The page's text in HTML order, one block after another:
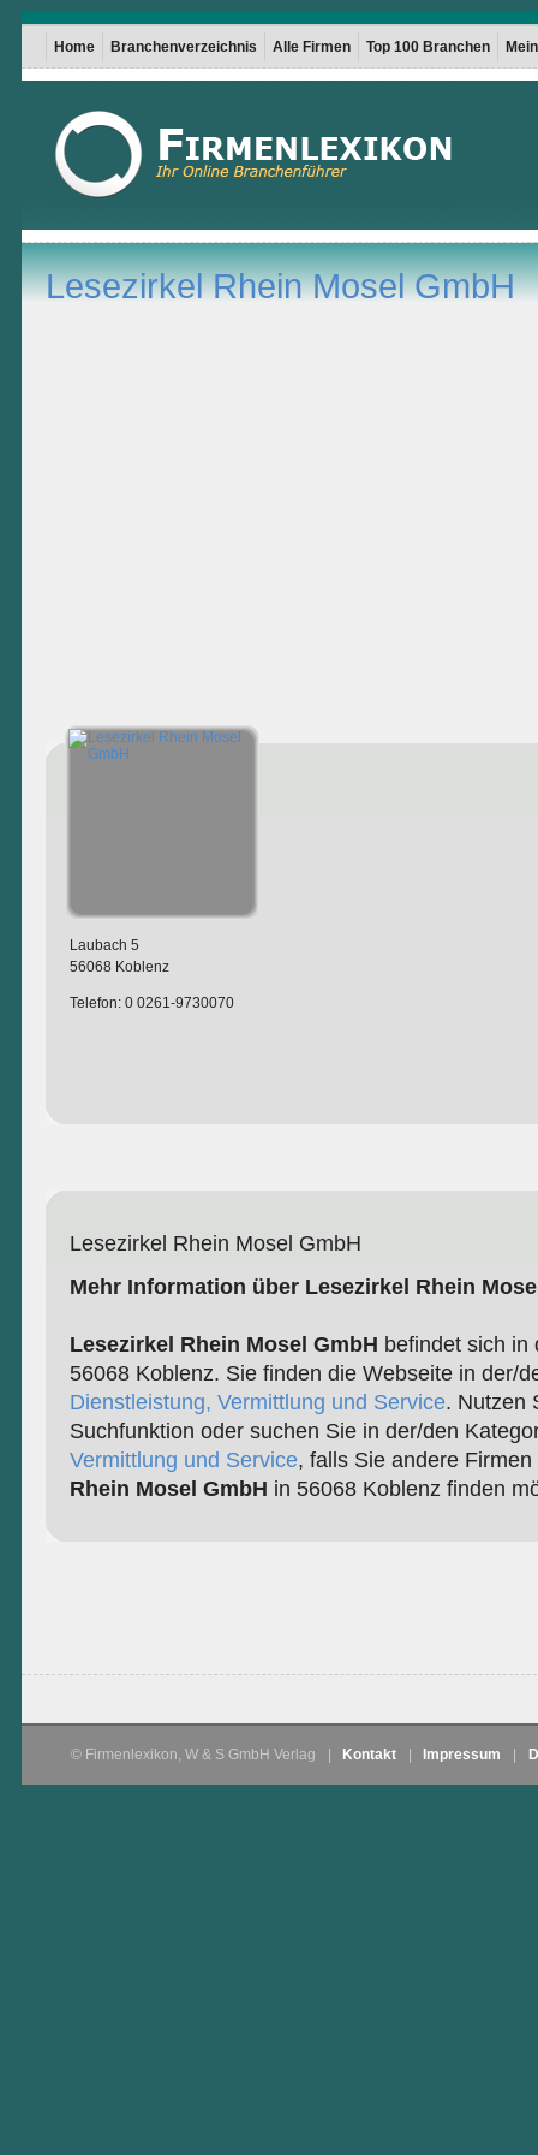
Home Branchenverzeichnis Alle Firmen Top 100 Branchen
Lesezirkel Rhein Mosel GmbH
Laubach 5
56068 Koblenz
Telefon: 0 0261-9730070
Lesezirkel Rhein Mosel GmbH
Mehr Information über Lesezirkel Rhein
Lesezirkel Rhein Mosel GmbH befindet sich in
56068 Koblenz. Sie finden die Webseite in der/
Dienstleistung, Vermittlung und Service. Nutzen
Suchfunktion oder suchen Sie in der/den
Vermittlung und Service, falls Sie andere
Rhein Mosel GmbH in 56068 Koblenz finden
© Firmenlexikon, W & S GmbH Verlag Kontakt Impressum